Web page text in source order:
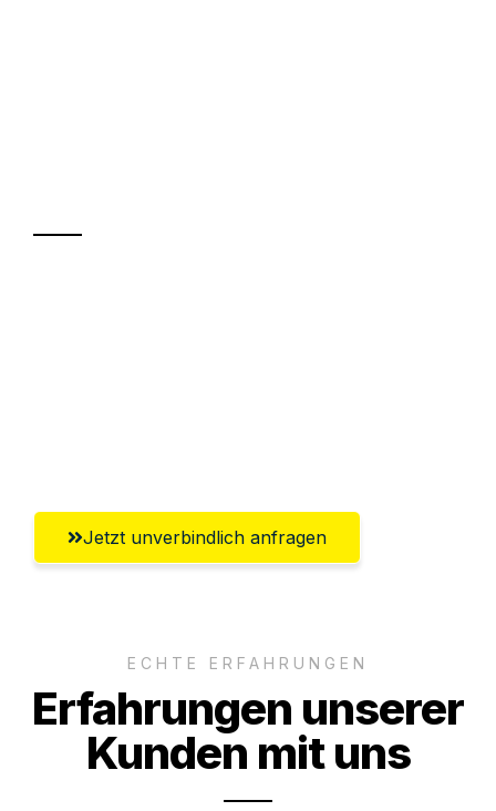
Jetzt unverbindlich anfragen
ECHTE ERFAHRUNGEN
Erfahrungen unserer
Kunden mit uns